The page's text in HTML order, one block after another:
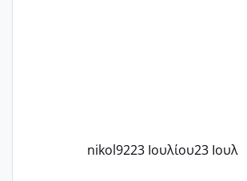
nikol9223 Ιουλίου23 Ιουλ